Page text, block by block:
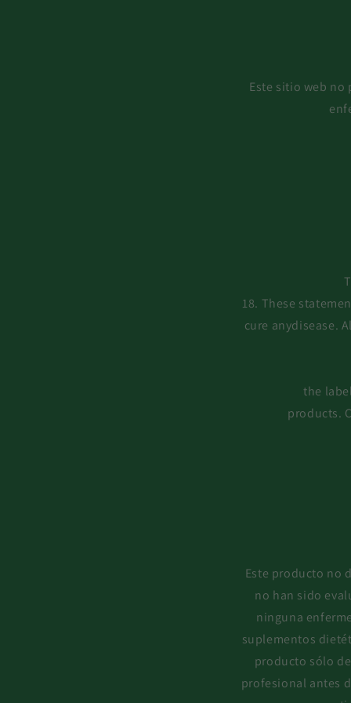
Este sitio web
18. These
cure anydisease.
the
products.
Este producto no
no han sido
ninguna
suplementos
producto sólo
profesional antes